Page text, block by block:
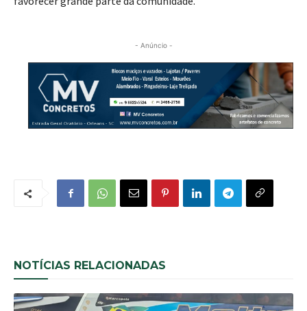
- Anúncio -
NOTÍCIAS RELACIONADAS